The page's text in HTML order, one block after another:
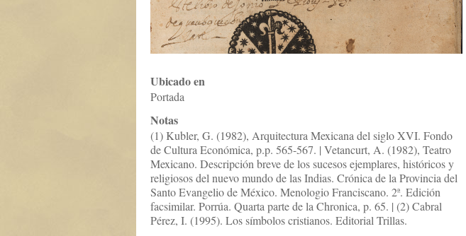
Ubicado en
Portada
Notas
(1) Kubler, G. (1982), Arquitectura Mexicana del siglo XVI. Fondo
de Cultura Económica, p.p. 565-567. | Vetancurt, A. (1982), Teatro
Mexicano. Descripción breve de los sucesos ejemplares, históricos y
religiosos del nuevo mundo de las Indias. Crónica de la Provincia del
Santo Evangelio de México. Menologio Franciscano. 2ª. Edición
facsimilar. Porrúa. Quarta parte de la Chronica, p. 65. | (2) Cabral
Pérez, I. (1995). Los símbolos cristianos. Editorial Trillas.